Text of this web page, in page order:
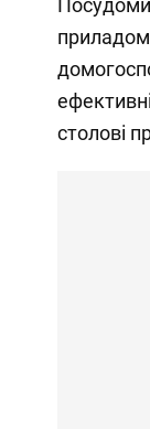
столові